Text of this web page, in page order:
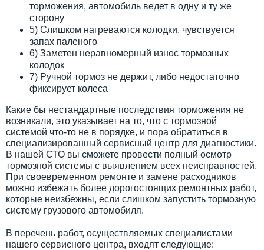
торможения, автомобиль ведет в одну и ту же
сторону
5) Слишком нагреваются колодки, чувствуется
запах паленого
6) Заметен неравномерный износ тормозных
колодок
7) Ручной тормоз не держит, либо недостаточно
фиксирует колеса
Какие бы нестандартные последствия торможения не
возникали, это указывает на то, что с тормозной
системой что-то не в порядке, и пора обратиться в
специализированный сервисный центр для диагностики.
В нашей СТО вы сможете провести полный осмотр
тормозной системы с выявлением всех неисправностей.
При своевременном ремонте и замене расходников
можно избежать более дорогостоящих ремонтных работ,
которые неизбежны, если слишком запустить тормозную
систему грузового автомобиля.
В перечень работ, осуществляемых специалистами
нашего сервисного центра, входят следующие: